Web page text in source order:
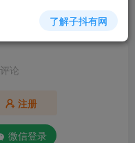
分享 收藏
论
注册
微信登录
了解子抖有网